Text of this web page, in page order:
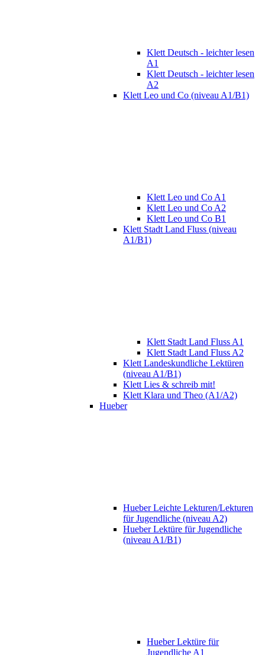
Klett Deutsch - leichter lesen
A1
Klett Deutsch - leichter lesen
A2
Klett Leo und Co (niveau A1/B1)
Klett Leo und Co A1
Klett Leo und Co A2
Klett Leo und Co B1
Klett Stadt Land Fluss (niveau
A1/B1)
Klett Stadt Land Fluss A1
Klett Stadt Land Fluss A2
Klett Landeskundliche Lektüren
(niveau A1/B1)
Klett Lies & schreib mit!
Klett Klara und Theo (A1/A2)
Hueber
Hueber Leichte Lekturen/Lekturen
für Jugendliche (niveau A2)
Hueber Lektüre für Jugendliche
(niveau A1/B1)
Hueber Lektüre für
Jugendliche A1